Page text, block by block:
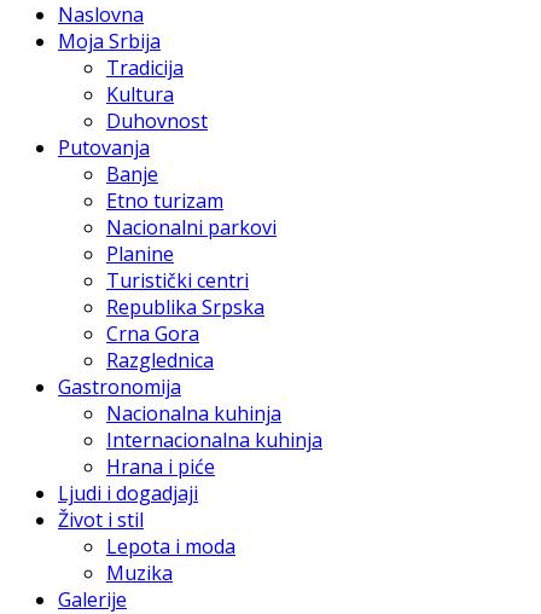
Naslovna
Moja Srbija
Tradicija
Kultura
Duhovnost
Putovanja
Banje
Etno turizam
Nacionalni parkovi
Planine
Turistički centri
Republika Srpska
Crna Gora
Razglednica
Gastronomija
Nacionalna kuhinja
Internacionalna kuhinja
Hrana i piće
Ljudi i dogadjaji
Život i stil
Lepota i moda
Muzika
Galerije